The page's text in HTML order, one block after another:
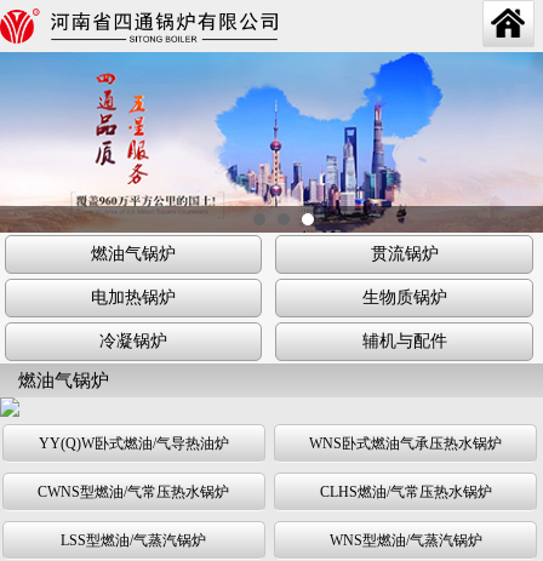
燃油气锅炉 贯流锅炉
电加热锅炉 生物质锅炉
冷凝锅炉 辅机与配件
燃油气锅炉
YY(Q)W卧式燃油/气导热油炉 WNS卧式燃油气承压热水锅炉
CWNS型燃油/气常压热水锅炉 CLHS燃油/气常压热水锅炉
LSS型燃油/气蒸汽锅炉 WNS型燃油/气蒸汽锅炉